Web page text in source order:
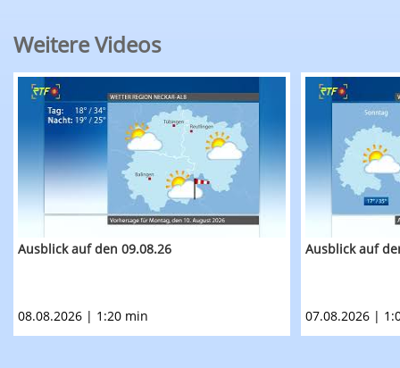
Weitere Videos
RTF.1-Wetter: Ausblick auf den 09.08.26
Ausblick auf den 09.08.26
08.08.2026 | 1:20 min
RTF.1-
Ausblick auf
07.08.2026 |